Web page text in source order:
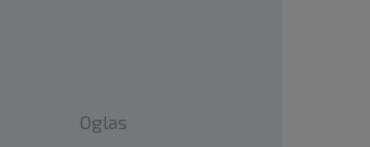
Oglas